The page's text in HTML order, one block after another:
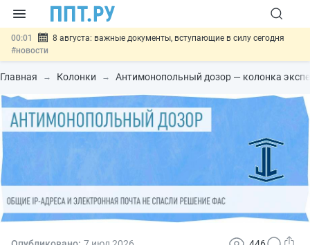
00:01
8 августа: важные документы, вступающие в силу сегодня
#новости
07.08 Подписан закон о блокировке продажи опасных товаров через
«Честный знак»#новости
07.08 Госпошлину за устранение ошибок в документах предлагают
отменить#новости
Разработают единые критерии трудовых и ГПХ-
Главная Колонки Антимонопольный дозор — колонка